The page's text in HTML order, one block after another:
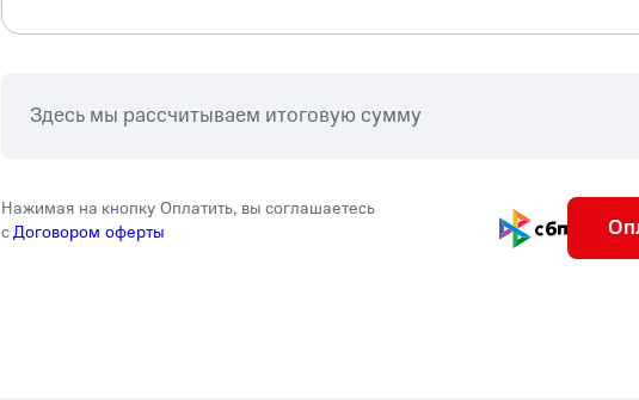
Здесь мы рассчитываем итоговую сумму
Нажимая на кнопку Оплатить, вы соглашаетесь
сДоговором оферты